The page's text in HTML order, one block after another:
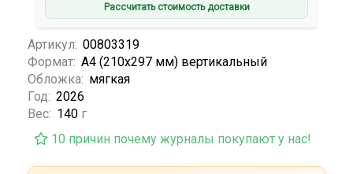
Рассчитать стоимость доставки
Артикул: 00803319
Формат: А4 (210х297 мм) вертикальный
Обложка: мягкая
Год: 2026
Вес: 140 г
10 причин почему журналы покупают у нас!